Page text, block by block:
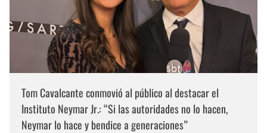
Tom Cavalcante conmovió al público al destacar el
Instituto Neymar Jr.: “Si las autoridades no lo hacen,
Neymar lo hace y bendice a generaciones”